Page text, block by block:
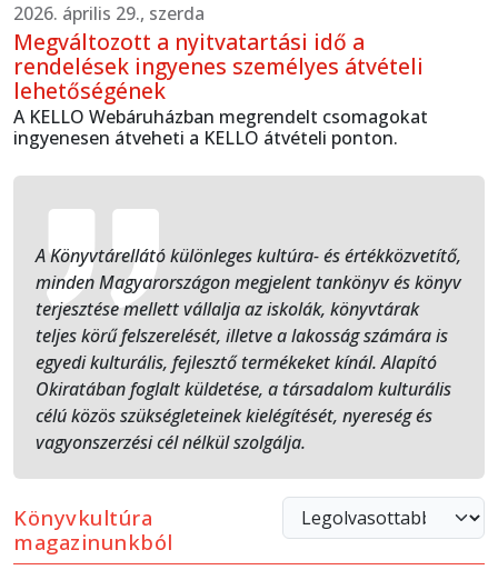
2026. április 29., szerda
Megváltozott a nyitvatartási idő a
rendelések ingyenes személyes átvételi
lehetőségének
A KELLO Webáruházban megrendelt csomagokat
ingyenesen átveheti a KELLO átvételi ponton.
A Könyvtárellátó különleges kultúra- és értékközvetítő,
minden Magyarországon megjelent tankönyv és könyv
terjesztése mellett vállalja az iskolák, könyvtárak
teljes körű felszerelését, illetve a lakosság számára is
egyedi kulturális, fejlesztő termékeket kínál. Alapító
Okiratában foglalt küldetése, a társadalom kulturális
célú közös szükségleteinek kielégítését, nyereség és
vagyonszerzési cél nélkül szolgálja.
Könyvkultúra
magazinunkból